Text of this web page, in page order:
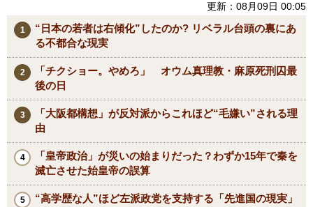
更新：08月09日 00:05
“日本の若者は右傾化”したのか? リベラル台頭の裏にあ
る不都合な現実
「チクショー。やめろ」 オウム真理教・麻原死刑囚最
後の日
「大阪都構想」が反対派からこれほど“毛嫌い”される理
由
「皇帝政治」が災いの始まりだった？わずか15年で秦を
滅亡させた始皇帝の誤算
“高学歴な人”ほど左派政党を支持する「先進国の現実」